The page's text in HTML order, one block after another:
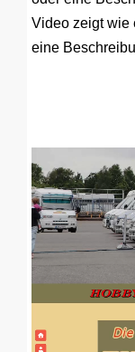
Video zeigt wie
eine